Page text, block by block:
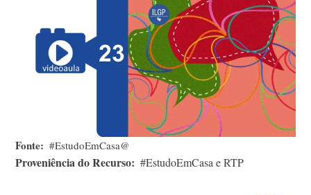
Fonte #EstudoEmCasa@
Proveniência do Recurso #EstudoEmCasa e RTP